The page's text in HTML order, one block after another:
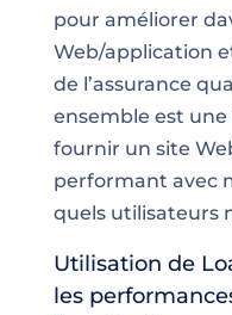
pour améliorer
Web/application
de l’assurance
ensemble est
fournir un site
performant avec
quels utilisateurs
Utilisation de
les